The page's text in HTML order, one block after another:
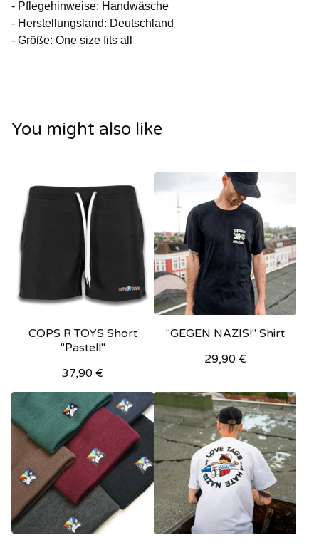
- Pflegehinweise: Handwäsche
- Herstellungsland: Deutschland
- Größe: One size fits all
You might also like
COPS R TOYS Short
"Pastell"
37,90 €
"GEGEN NAZIS!" Shirt
29,90 €